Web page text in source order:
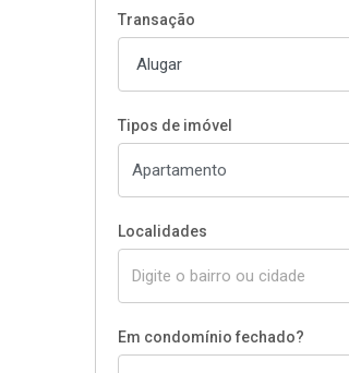
Transação
Tipos de imóvel
Localidades
Em condomínio fechado?